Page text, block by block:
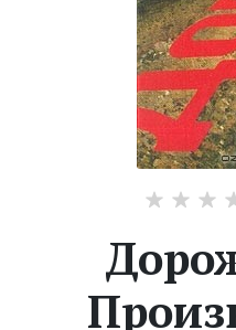
обсуждаемые
Экранизации